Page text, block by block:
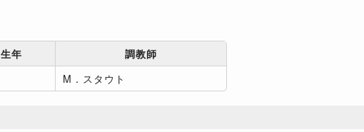
生年
調教師
M．スタウト